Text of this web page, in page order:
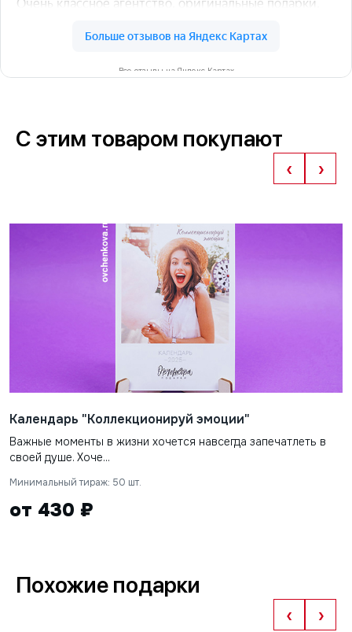
Все отзывы на Яндекс Картах
С этим товаром покупают
‹ ›
Календарь "Коллекционируй эмоции"
Важные моменты в жизни хочется навсегда запечатлеть в
своей душе. Хоче...
Минимальный тираж: 50 шт.
от 430 ₽
Похожие подарки
‹ ›